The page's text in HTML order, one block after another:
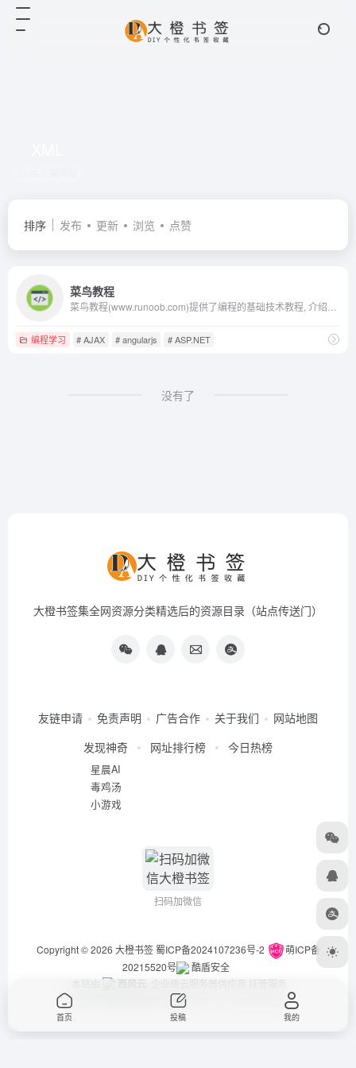
排序 发布 更新 浏览 点赞
菜鸟教程
编程学习 # AJAX # angularjs # ASP.NET
没有了
大橙书签集全网资源分类精选后的资源目录（站点传送门）
友链申请 免责声明 广告合作 关于我们
网站地图
发现神奇
星晨AI
毒鸡汤
小游戏
网址排行榜 今日热榜
扫码加微信
Copyright © 2026 大橙书签 蜀ICP备2024107236号-2
萌ICP备
20215520号
酷盾安全
本站由
西风云 企业级云服务器供应商 托管服务
违法举报/投稿等事物联系邮箱：arch_chen@qq.com
首页 投稿 我的